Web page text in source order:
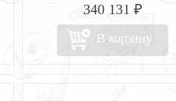
340 131 ₽
В корзину